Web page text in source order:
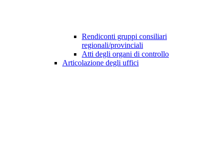
Rendiconti gruppi consiliari
regionali/provinciali
Atti degli organi di controllo
Articolazione degli uffici